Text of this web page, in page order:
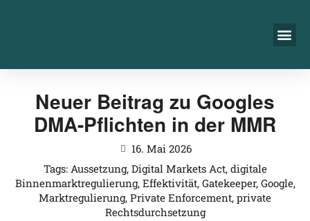
Neuer Beitrag zu Googles
DMA-Pflichten in der MMR
16. Mai 2026
Tags: Aussetzung, Digital Markets Act, digitale
Binnenmarktregulierung, Effektivität, Gatekeeper, Google,
Marktregulierung, Private Enforcement, private
Rechtsdurchsetzung